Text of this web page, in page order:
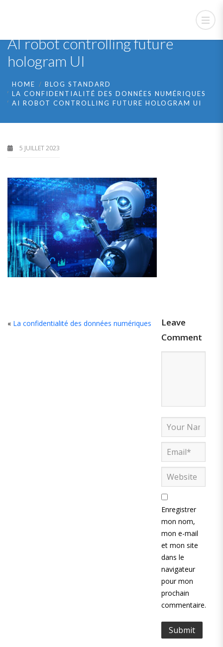
AI robot controlling future
hologram UI
HOME
BLOG STANDARD
LA CONFIDENTIALITÉ DES DONNÉES NUMÉRIQUES
AI ROBOT CONTROLLING FUTURE HOLOGRAM UI
5 JUILLET 2023
« La confidentialité des données numériques
Leave
Comment
Enregistrer
mon nom,
mon e-mail
et mon site
dans le
navigateur
pour mon
prochain
commentaire.